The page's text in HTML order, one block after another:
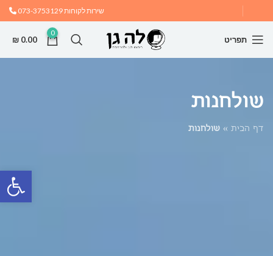
שירות לקוחות073-3753129
תפריט
0
₪ 0.00
שולחנות
דף הבית » שולחנות